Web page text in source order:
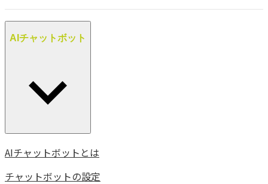
AIチャットボット
AIチャットボットとは
チャットボットの設定